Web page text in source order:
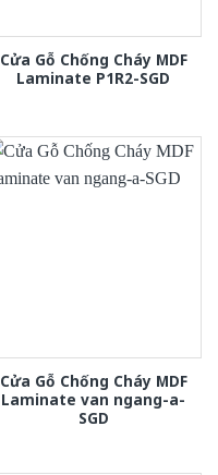
Cửa Gỗ Chống Cháy MDF
Laminate P1R2-SGD
Cửa Gỗ Chống Cháy MDF
Laminate van ngang-a-
SGD